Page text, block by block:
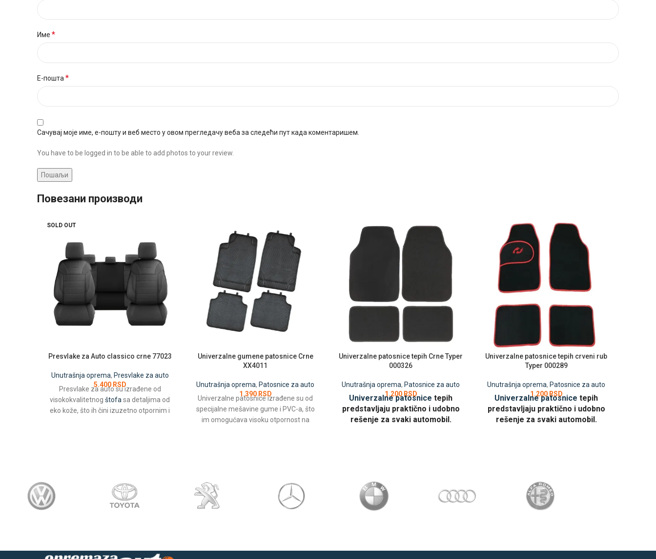
Име *
Е-пошта *
Сачувај моје име, е-пошту и веб место у овом прегледачу веба за следећи пут када коментаришем.
You have to be logged in to be able to add photos to your review.
Повезани производи
SOLD OUT
Presvlake za Auto classico crne 77023
Unutrašnja oprema, Presvlake za auto
5.400 RSD
Presvlake za auto su izrađene od
visokokvalitetnog štofa sa detaljima od
eko kože, što ih čini izuzetno otpornim i
Univerzalne gumene patosnice Crne
XX4011
Unutrašnja oprema, Patosnice za auto
1.390RSD
Univerzalne patosnice izrađene su od
specijalne mešavine gume i PVC-a, što
im omogućava visoku otpornost na
Univerzalne patosnice tepih Crne Typer
000326
Unutrašnja oprema, Patosnice za auto
1.200 RSD
Univerzalne patosnice tepih
predstavljaju praktično i udobno
rešenje za svaki automobil.
Univerzalne patosnice tepih crveni rub
Typer 000289
Unutrašnja oprema, Patosnice za auto
1.200 RSD
Univerzalne patosnice tepih
predstavljaju praktično i udobno
rešenje za svaki automobil.